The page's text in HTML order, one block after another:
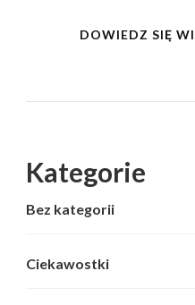
DOWIEDZ SIĘ
Kategorie
Bez kategorii
Ciekawostki